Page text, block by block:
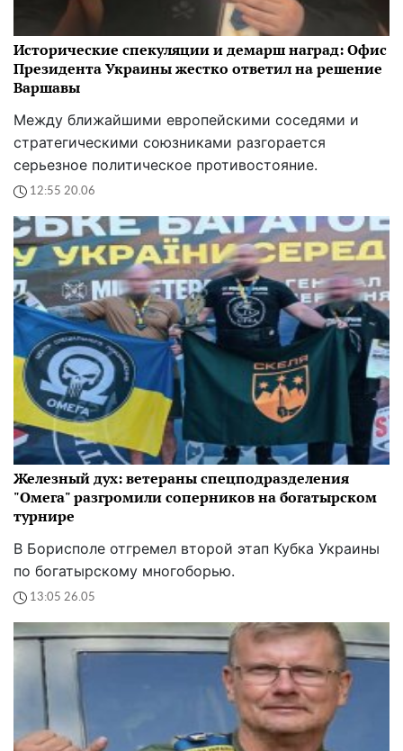
Исторические спекуляции и демарш наград: Офис
Президента Украины жестко ответил на решение
Варшавы
Между ближайшими европейскими соседями и
стратегическими союзниками разгорается
серьезное политическое противостояние.
12:55 20.06
Железный дух: ветераны спецподразделения
"Омега" разгромили соперников на богатырском
турнире
В Борисполе отгремел второй этап Кубка Украины
по богатырскому многоборью.
13:05 26.05